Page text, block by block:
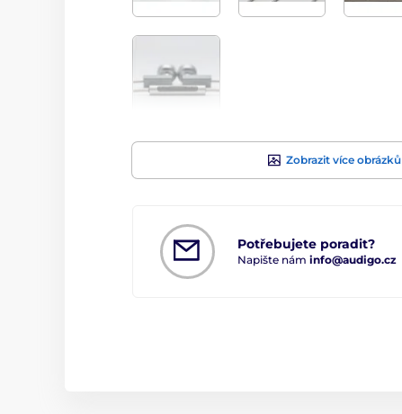
Zobrazit více obrázků
Potřebujete poradit?
Napište nám info@audigo.cz